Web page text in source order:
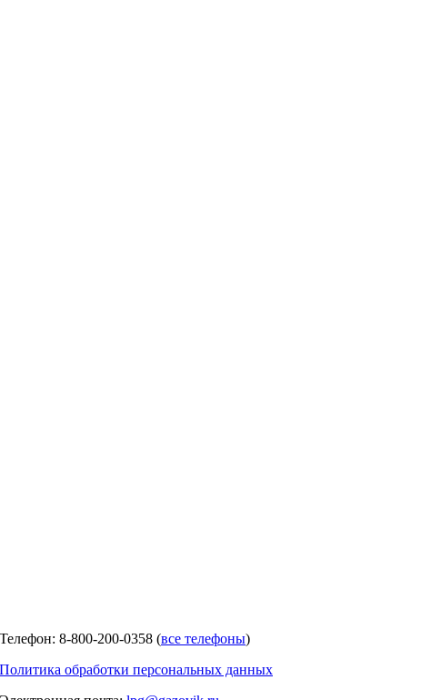
Телефон: 8-800-200-0358 (все телефоны)
Политика обработки персональных данных